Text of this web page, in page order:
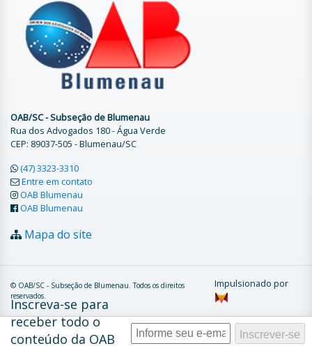
OAB/SC - Subseção de Blumenau
Rua dos Advogados 180 - Água Verde
CEP: 89037-505 - Blumenau/SC
(47) 3323-3310
Entre em contato
OAB Blumenau
OAB Blumenau
Mapa do site
© OAB/SC - Subseção de Blumenau. Todos os direitos
reservados.
Impulsionado por
Inscreva-se para
receber todo o
conteúdo da OAB